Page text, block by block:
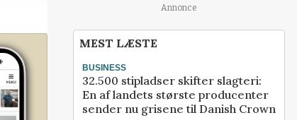
Annonce
MEST LÆSTE
BUSINESS
32.500 stipladser skifter slagteri:
En af landets største producenter
sender nu grisene til Danish Crown